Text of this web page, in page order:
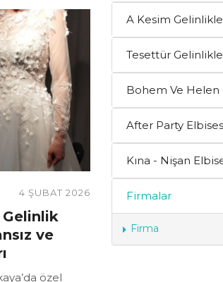
4 ŞUBAT 2026
Gelinlik
ve
özel
A Kesim
Tesettür
Bohem Ve Helen
After Party
Kına - Nişan
Firmalar
Firma